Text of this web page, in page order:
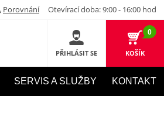
Porovnání Otevírací doba: 9:00 - 16:00 hod
PŘIHLÁSIT SE
0
KOŠÍK
SERVIS A SLUŽBY KONTAKT